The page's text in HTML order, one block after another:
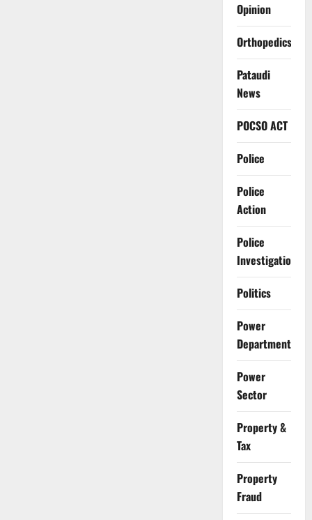
Opinion
Orthopedics
Pataudi
News
POCSO ACT
Police
Police
Action
Police
Investigation
Politics
Power
Department
Power
Sector
Property &
Tax
Property
Fraud